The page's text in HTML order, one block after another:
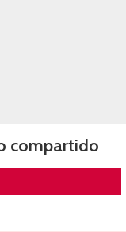
compartido